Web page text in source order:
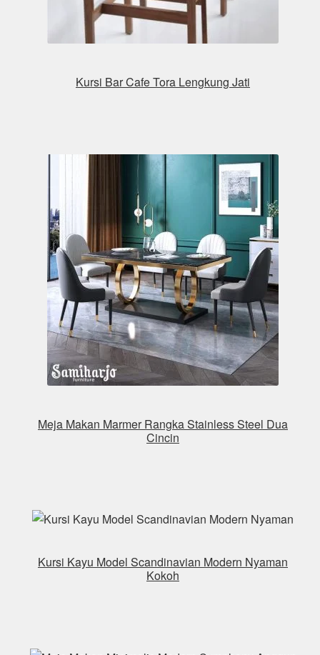
Kursi Bar Cafe Tora Lengkung Jati
Meja Makan Marmer Rangka Stainless Steel Dua
Cincin
Kursi Kayu Model Scandinavian Modern Nyaman
Kokoh